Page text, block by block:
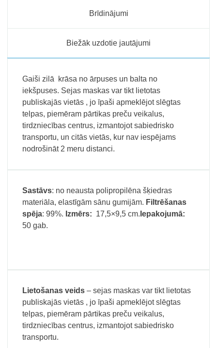
Brīdinājumi
Biežāk uzdotie jautājumi
Gaiši zilā krāsa no ārpuses un balta no
iekšpuses. Sejas maskas var tikt lietotas
publiskajās vietās , jo īpaši apmeklējot slēgtas
telpas, piemēram pārtikas preču veikalus,
tirdzniecības centrus, izmantojot sabiedrisko
transportu, un citās vietās, kur nav iespējams
nodrošināt 2 meru distanci.
Sastāvs: no neausta polipropilēna šķiedras
materiāla, elastīgām sānu gumijām. Filtrēšanas
spēja: 99%. Izmērs: 17,5×9,5 cm. Iepakojumā:
50 gab.
Lietošanas veids – sejas maskas var tikt lietotas
publiskajās vietās , jo īpaši apmeklējot slēgtas
telpas, piemēram pārtikas preču veikalus,
tirdzniecības centrus, izmantojot sabiedrisko
transportu.